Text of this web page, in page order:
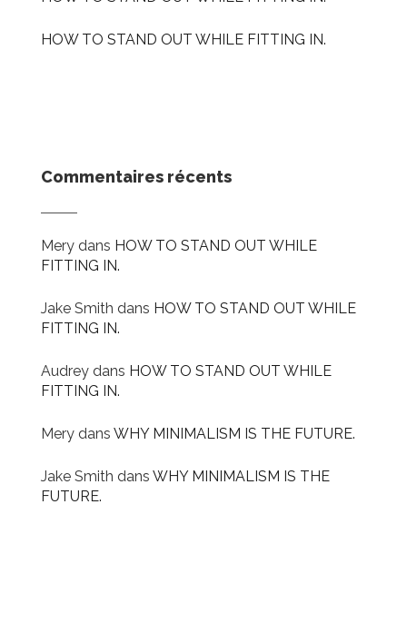
HOW TO STAND OUT WHILE FITTING IN.
Commentaires récents
Merydans HOW TO STAND OUT WHILE
FITTING IN.
Jake Smith dans HOW TO STAND OUT WHILE
FITTING IN.
Audreydans HOW TO STAND OUT WHILE
FITTING IN.
Merydans WHY MINIMALISM IS THE FUTURE.
Jake Smith dans WHY MINIMALISM IS THE
FUTURE.